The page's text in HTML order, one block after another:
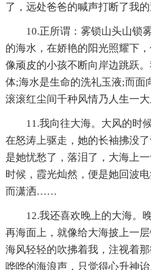
了，远处爸爸的喊声打断了我
10.正所谓：雾锁山头山锁
的海水，在娇艳的阳光照耀下
像顽皮的小孩不断向岸边跳跃
体;海水是生命的洗礼玉液;而面
滚滚红尘间千种风情乃人生一大
11.我向往大海。大风的时
在怒涛上驱走，她的长袖拂没
是她忧愁了，落泪了，大海上
时候，霞光灿然，便是她回波
而潇洒……
12.我还喜欢晚上的大海。
再海面上，就像给大海披上一
海风轻轻的吹拂着我，注视着
哗哗的海浪声，只觉得心升神诒